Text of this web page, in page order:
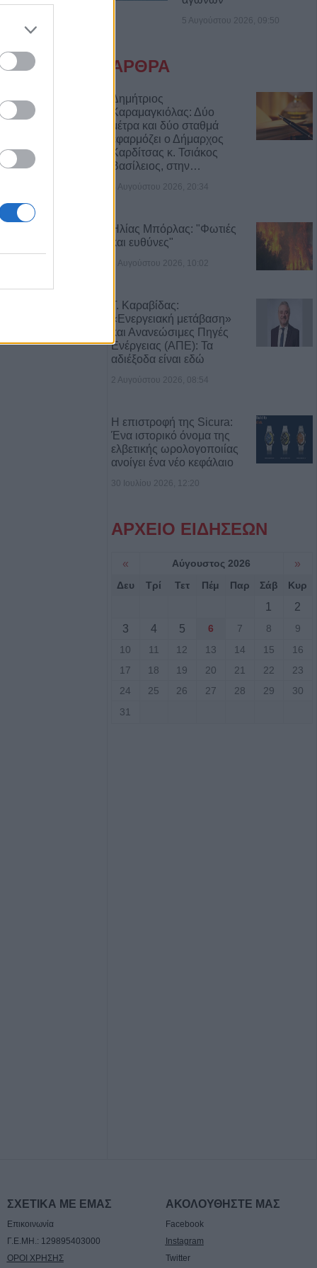
Μοτοσικλέτα
– Στο
Αυγούστου η
Ταξιάρχη
έκταση
για το 2026-
5 Αυγούστου 2026, 09:50
ΑΡΘΡΑ
Δημήτριος
Καραμαγκιόλας: Δύο
μέτρα και δύο σταθμά
εφαρμόζει ο Δήμαρχος
Καρδίτσας κ. Τσιάκος
Βασίλειος, στην…
4 Αυγούστου 2026, 20:34
Ηλίας Μπόρλας: "Φωτιές
και ευθύνες"
3 Αυγούστου 2026, 10:02
Γ. Καραβίδας:
«Ενεργειακή μετάβαση»
και Ανανεώσιμες Πηγές
Ενέργειας (ΑΠΕ): Τα
αδιέξοδα είναι εδώ
2 Αυγούστου 2026, 08:54
Η επιστροφή της Sicura:
Ένα ιστορικό όνομα της
ελβετικής ωρολογοποιίας
ανοίγει ένα νέο κεφάλαιο
30 Ιουλίου 2026, 12:20
ΑΡΧΕΙΟ ΕΙΔΗΣΕΩΝ
« Αύγουστος 2026 »
Δευ Τρί Τετ Πέμ Παρ Σάβ Κυρ
1
2
3
4 5 6 7 8
9
10
11 12 13 14 15
16
17
18 19 20 21 22
23
24
25 26 27 28 29
30
31
ΣΧΕΤΙΚΑ ΜΕ ΕΜΑΣ
Επικοινωνία
Γ.Ε.ΜΗ.: 129895403000
ΟΡΟΙ ΧΡΗΣΗΣ
ΑΚΟΛΟΥΘΗΣΤΕ ΜΑΣ
Facebook
Instagram
Twitter